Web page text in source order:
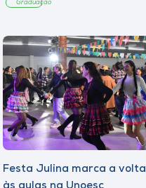
Graduação
Festa Julina marca a volta